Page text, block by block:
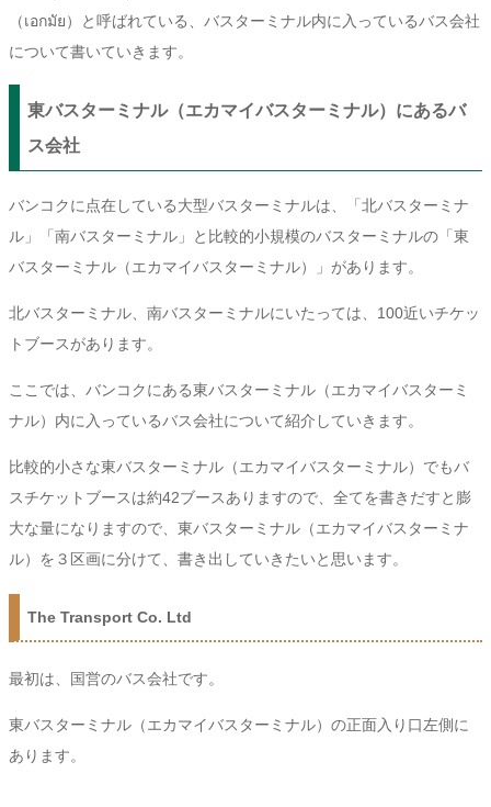
（เอกมัย）と呼ばれている、バスターミナル内に入っているバス会社
について書いていきます。
東バスターミナル（エカマイバスターミナル）にあるバ
ス会社
バンコクに点在している大型バスターミナルは、「北バスターミナ
ル」「南バスターミナル」と比較的小規模のバスターミナルの「東
バスターミナル（エカマイバスターミナル）」があります。
北バスターミナル、南バスターミナルにいたっては、100近いチケッ
トブースがあります。
ここでは、バンコクにある東バスターミナル（エカマイバスターミ
ナル）内に入っているバス会社について紹介していきます。
比較的小さな東バスターミナル（エカマイバスターミナル）でもバ
スチケットブースは約42ブースありますので、全てを書きだすと膨
大な量になりますので、東バスターミナル（エカマイバスターミナ
ル）を３区画に分けて、書き出していきたいと思います。
The Transport Co. Ltd
最初は、国営のバス会社です。
東バスターミナル（エカマイバスターミナル）の正面入り口左側に
あります。